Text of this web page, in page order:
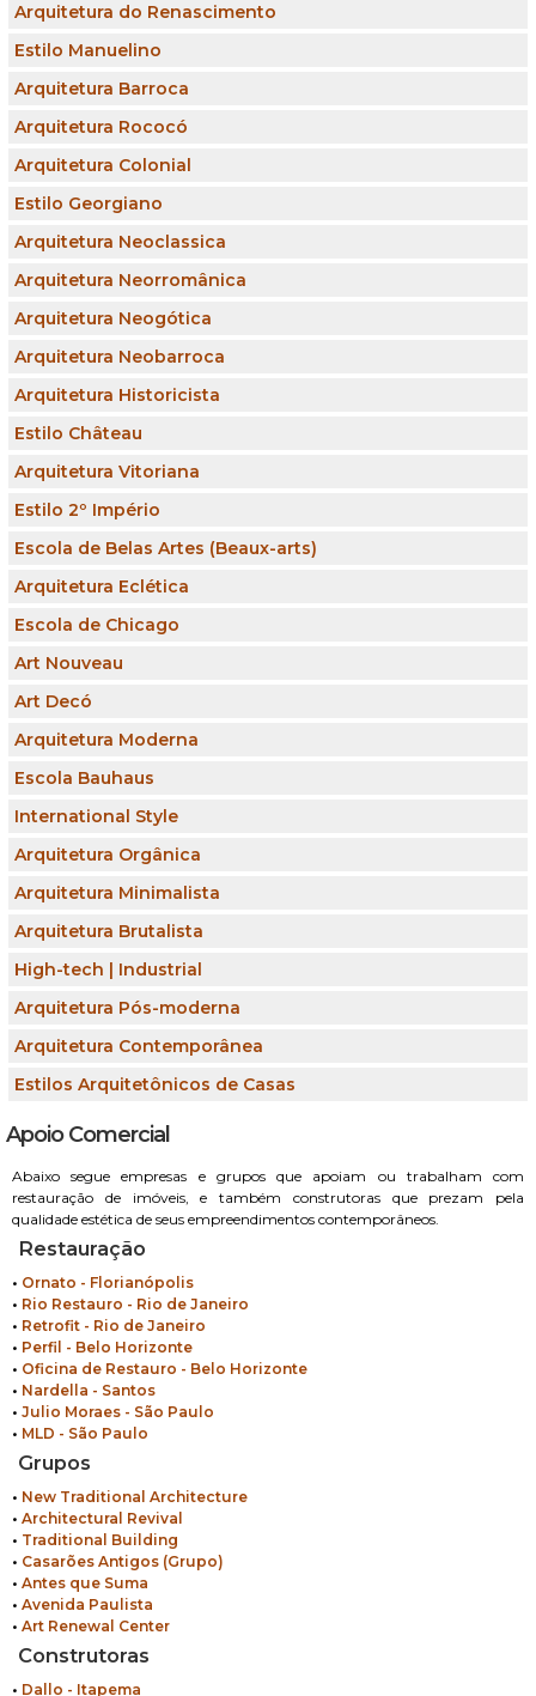
Arquitetura do Renascimento
Estilo Manuelino
Arquitetura Barroca
Arquitetura Rococó
Arquitetura Colonial
Estilo Georgiano
Arquitetura Neoclassica
Arquitetura Neorromânica
Arquitetura Neogótica
Arquitetura Neobarroca
Arquitetura Historicista
Estilo Château
Arquitetura Vitoriana
Estilo 2º Império
Escola de Belas Artes (Beaux-arts)
Arquitetura Eclética
Escola de Chicago
Art Nouveau
Art Decó
Arquitetura Moderna
Escola Bauhaus
International Style
Arquitetura Orgânica
Arquitetura Minimalista
Arquitetura Brutalista
High-tech | Industrial
Arquitetura Pós-moderna
Arquitetura Contemporânea
Estilos Arquitetônicos de Casas
Apoio Comercial
Abaixo segue empresas e grupos que apoiam ou trabalham com
restauração de imóveis, e também construtoras que prezam pela
qualidade estética de seus empreendimentos contemporâneos.
Restauração
• Ornato - Florianópolis
• Rio Restauro - Rio de Janeiro
• Retrofit - Rio de Janeiro
• Perfil - Belo Horizonte
• Oficina de Restauro - Belo Horizonte
• Nardella - Santos
• Julio Moraes - São Paulo
• MLD - São Paulo
Grupos
• New Traditional Architecture
• Architectural Revival
• Traditional Building
• Casarões Antigos (Grupo)
• Antes que Suma
• Avenida Paulista
• Art Renewal Center
Construtoras
• Dallo - Itapema